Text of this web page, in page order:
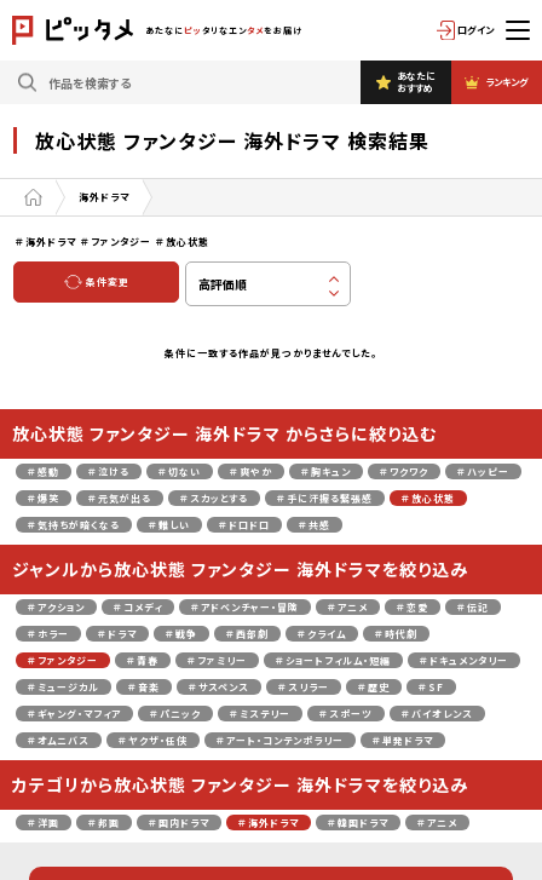
あたなに ピッ タリなエンタメをお届け ログイン
あなたに
おすすめ
ランキング
放心状態 ファンタジー 海外ドラマ 検索結果
海外ドラマ
＃海外ドラマ ＃ファンタジー ＃放心状態
条件変更
条件に一致する作品が見つかりませんでした。
放心状態 ファンタジー 海外ドラマ からさらに絞り込む
＃感動 ＃泣ける ＃切ない ＃爽やか ＃胸キュン ＃ワクワク
＃ハッピー
＃爆笑
＃元気が出る ＃スカッとする ＃手に汗握る緊張感
＃放心状態
＃気持ちが暗くなる
＃難しい ＃ドロドロ ＃共感
ジャンルから放心状態 ファンタジー 海外ドラマを絞り込み
＃アクション ＃コメディ ＃アドベンチャー・冒険 ＃アニメ ＃恋愛
＃伝記
＃ホラー
＃ドラマ ＃戦争 ＃西部劇 ＃クライム
＃時代劇
＃ファンタジー
＃青春 ＃ファミリー ＃ショートフィルム・短編
＃ドキュメンタリー
＃ミュージカル
＃音楽 ＃サスペンス ＃スリラー ＃歴史
＃SF
＃ギャング・マフィア
＃パニック ＃ミステリー ＃スポーツ
＃バイオレンス
＃オムニバス
＃ヤクザ・任侠 ＃アート・コンテンポラリー ＃単発ドラマ
カテゴリから放心状態 ファンタジー 海外ドラマを絞り込み
＃洋画 ＃邦画 ＃国内ドラマ ＃海外ドラマ ＃韓国ドラマ ＃アニメ